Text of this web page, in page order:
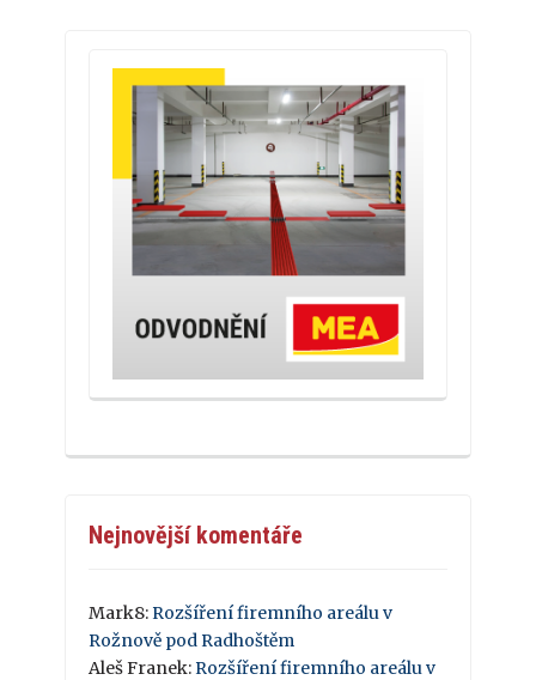
Nejnovější komentáře
Mark8:Rozšíření firemního areálu v
Rožnově pod Radhoštěm
Aleš Franek:Rozšíření firemního areálu v